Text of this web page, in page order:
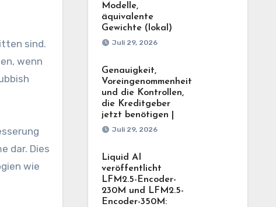
sind.
wenn
dar. Dies
wie
Modelle,
äquivalente
Gewichte (lokal)
Juli 29, 2026
Genauigkeit,
Voreingenommenheit
und die Kontrollen,
die Kreditgeber
jetzt benötigen |
Juli 29, 2026
Liquid AI
veröffentlicht
LFM2.5-Encoder-
230M und LFM2.5-
Encoder-350M: